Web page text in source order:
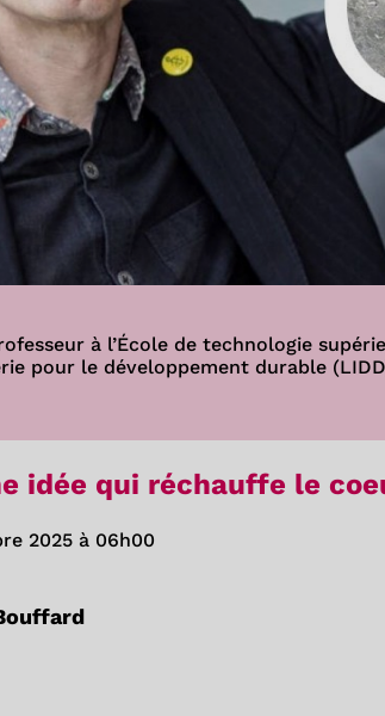
à l’École de technologie
pour le développement durable
idée qui réchauffe le
2025 à 06h00